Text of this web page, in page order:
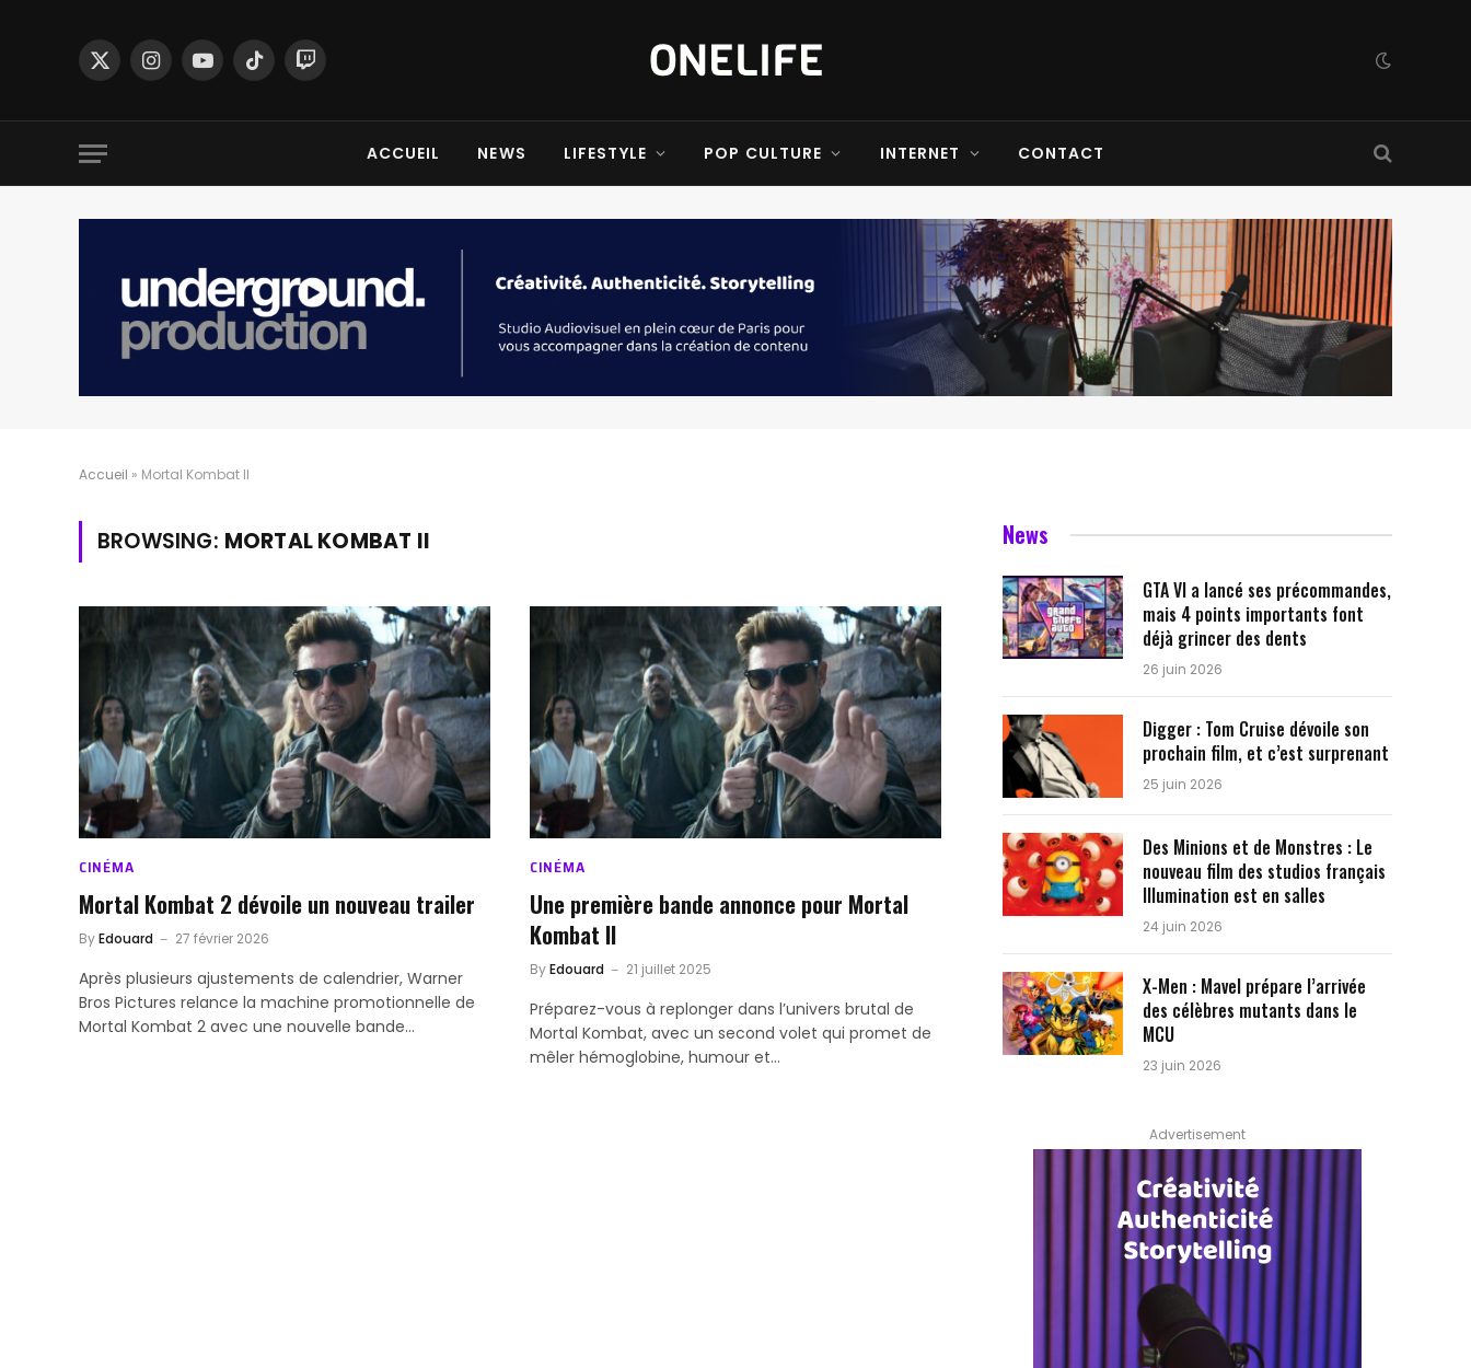
X
InstagramYouTubeTikTokTwitch
ACCUEIL NEWS LIFESTYLE POP CULTURE INTERNET CONTACT
Accueil » Mortal Kombat II
BROWSING: MORTAL KOMBAT II
CINÉMA
Mortal Kombat 2 dévoile un nouveau trailer
ByEdouard 27 février 2026
Après plusieurs ajustements de calendrier, Warner
Bros Pictures relance la machine promotionnelle de
Mortal Kombat 2 avec une nouvelle bande…
CINÉMA
Une première bande annonce pour Mortal
Kombat II
ByEdouard 21 juillet 2025
Préparez-vous à replonger dans l’univers brutal de
Mortal Kombat, avec un second volet qui promet de
mêler hémoglobine, humour et…
News
GTA VI a lancé ses précommandes,
mais 4 points importants font
déjà grincer des dents
26 juin 2026
Digger : Tom Cruise dévoile son
prochain film, et c’est surprenant
25 juin 2026
Des Minions et de Monstres : Le
nouveau film des studios français
Illumination est en salles
24 juin 2026
X-Men : Mavel prépare l’arrivée
des célèbres mutants dans le
MCU
23 juin 2026
Advertisement